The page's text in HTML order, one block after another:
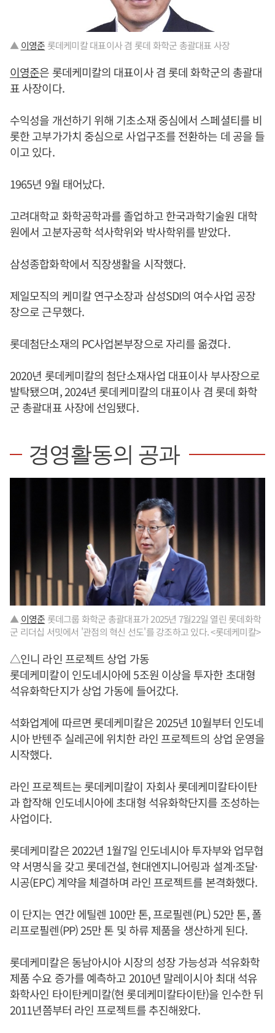
▲ 이영준 롯데케미칼 대표이사 겸 롯데 화학군 총괄대표 사장
이영준은 롯데케미칼의 대표이사 겸 롯데 화학군의 총괄대
표 사장이다.
수익성을 개선하기 위해 기초소재 중심에서 스페셜티를 비
롯한 고부가가치 중심으로 사업구조를 전환하는 데 공을 들
이고 있다.
1965년 9월 태어났다.
고려대학교 화학공학과를 졸업하고 한국과학기술원 대학
원에서 고분자공학 석사학위와 박사학위를 받았다.
삼성종합화학에서 직장생활을 시작했다.
제일모직의 케미칼 연구소장과 삼성SDI의 여수사업 공장
장으로 근무했다.
롯데첨단소재의 PC사업본부장으로 자리를 옮겼다.
2020년 롯데케미칼의 첨단소재사업 대표이사 부사장으로
발탁됐으며, 2024년 롯데케미칼의 대표이사 겸 롯데 화학
군 총괄대표 사장에 선임됐다.
경영활동의 공과
▲ 이영준 롯데그룹 화학군 총괄대표가 2025년 7월22일 열린 롯데화학
군 리더십 서밋에서 '관점의 혁신 선도'를 강조하고 있다. <롯데케미칼>
△인니 라인 프로젝트 상업 가동
롯데케미칼이 인도네시아에 5조원 이상을 투자한 초대형
석유화학단지가 상업 가동에 들어갔다.
석화업계에 따르면 롯데케미칼은 2025년 10월부터 인도네
시아 반텐주 실레곤에 위치한 라인 프로젝트의 상업 운영을
시작했다.
라인 프로젝트는 롯데케미칼이 자회사 롯데케미칼타이탄
과 합작해 인도네시아에 초대형 석유화학단지를 조성하는
사업이다.
롯데케미칼은 2022년 1월7일 인도네시아 투자부와 업무협
약 서명식을 갖고 롯데건설, 현대엔지니어링과 설계·조달·
시공(EPC) 계약을 체결하며 라인 프로젝트를 본격화했다.
이 단지는 연간 에틸렌 100만 톤, 프로필렌(PL) 52만 톤, 폴
리프로필렌(PP) 25만 톤 및 하류 제품을 생산하게 된다.
롯데케미칼은 동남아시아 시장의 성장 가능성과 석유화학
제품 수요 증가를 예측하고 2010년 말레이시아 최대 석유
화학사인 타이탄케미칼(현 롯데케미칼타이탄)을 인수한 뒤
2011년쯤부터 라인 프로젝트를 추진해왔다.